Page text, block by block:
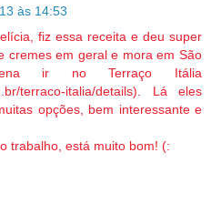
às 14:53
fiz essa receita e deu super
cremes em geral e mora em São
ir no Terraço Itália
terraco-italia/details). Lá eles
opções, bem interessante e
trabalho, está muito bom! (: